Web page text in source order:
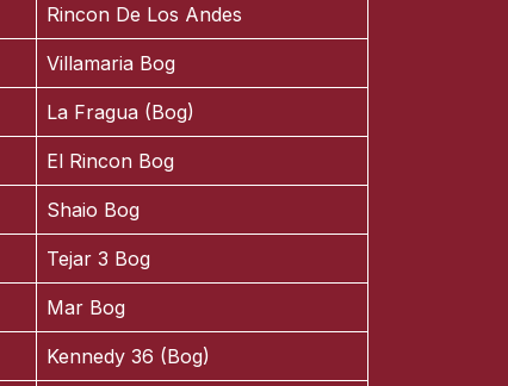
Rincon De Los Andes
Villamaria Bog
La Fragua (Bog)
El Rincon Bog
Shaio Bog
Tejar 3 Bog
Mar Bog
Kennedy 36 (Bog)